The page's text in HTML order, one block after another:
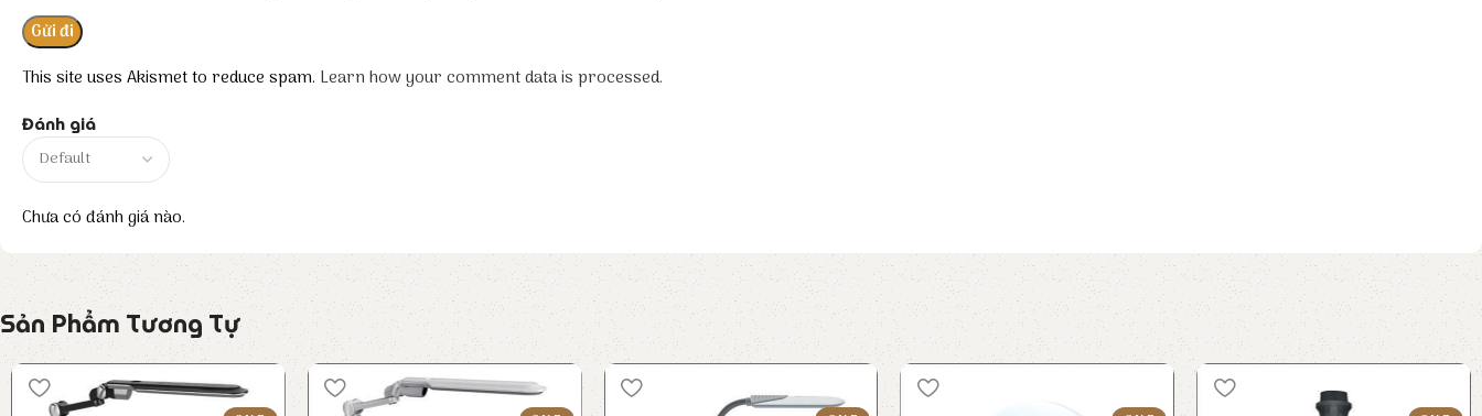
Đánh giá
Chưa có đánh giá nào.
This site uses Akismet to reduce spam. Learn how your comment data is processed.
Sản Phẩm Tương Tự